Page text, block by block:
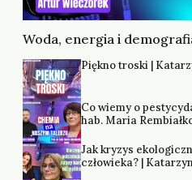
Woda, energia i
Piękno troski |
Co wiemy o
hab. Maria
Jak kryzys
człowieka? |